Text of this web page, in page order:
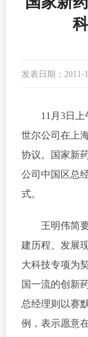
发表日期： 2011-
11月3日上
世尔公司在上
协议。国家新
公司中国区总
式。
王明伟简要
建历程、发展
大科技专项为
国一流的创新
总经理则以赛
例，表示愿意